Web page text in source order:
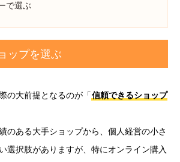
で選ぶ
ップを選ぶ
の大前提となるのが「信頼できるショップ
のある大手ショップから、個人経営の小さ
選択肢がありますが、特にオンライン購入